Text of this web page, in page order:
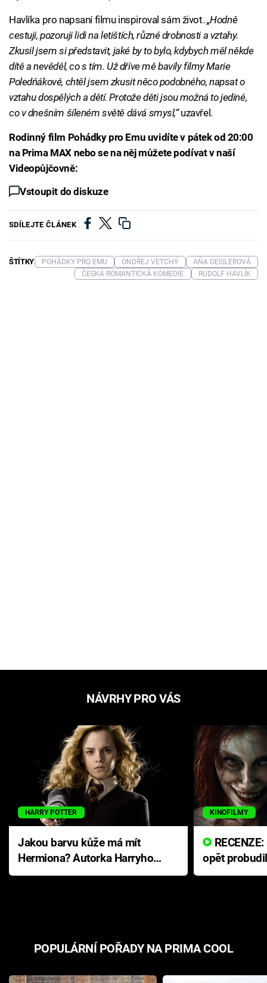
Havlíka pro napsaní filmu inspiroval sám život. „Hodně
cestuji, pozoruji lidi na letištích, různé drobnosti a vztahy.
Zkusil jsem si představit, jaké by to bylo, kdybych měl někde
dítě a nevěděl, co s tím. Už dříve mě bavily filmy Marie
Poledňákové, chtěl jsem zkusit něco podobného, napsat o
vztahu dospělých a dětí. Protože děti jsou možná to jediné,
co v dnešním šíleném světě dává smysl,“uzavřel.
Rodinný film Pohádky pro Emu uvidíte v pátek od 20:00
na Prima MAX nebo se na něj můžete podívat v naší
Videopůjčovně:
Vstoupit do diskuze
SDÍLEJTE ČLÁNEK
ŠTÍTKY POHÁDKY PRO EMU ONDŘEJ VETCHÝ
AŇA GEISLEROVÁ
ČESKÁ ROMANTICKÁ KOMEDIE
RUDOLF HAVLÍK
NÁVRHY PRO VÁS
HARRY POTTER
Jakou barvu kůže má mít
Hermiona? Autorka Harryho
Pottera přišla s ráznou
KINOFILMY
opět
přichází s
POPULÁRNÍ POŘADY NA PRIMA COOL